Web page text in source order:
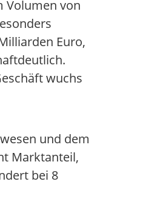
Volumen von
Euro,
wuchs
und dem
Marktanteil,
bei 8